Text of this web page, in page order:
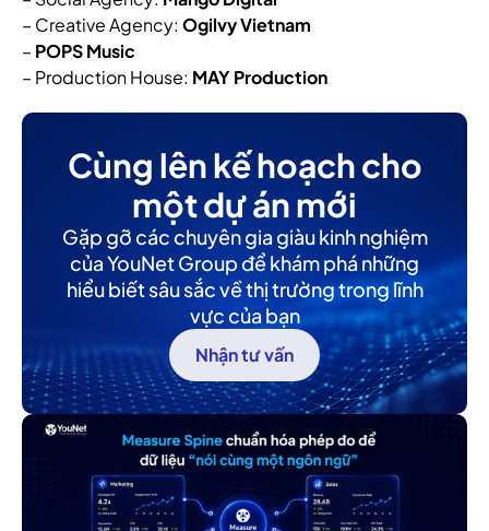
– Creative Agency: Ogilvy Vietnam
– POPS Music
– Production House: MAY Production
Cùng lên kế hoạch cho
một dự án mới
Gặp gỡ các chuyên gia giàu kinh nghiệm
của YouNet Group để khám phá những
hiểu biết sâu sắc về thị trường trong lĩnh
vực của bạn
Nhận tư vấn